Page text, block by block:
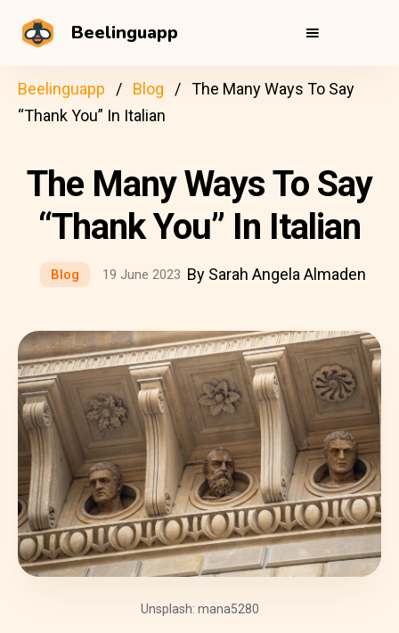
Beelinguapp
Beelinguapp Blog
The Many Ways To Say
“Thank You” In Italian
The Many Ways To Say
“Thank You” In Italian
Blog 19 June 2023 By Sarah Angela Almaden
Unsplash: mana5280